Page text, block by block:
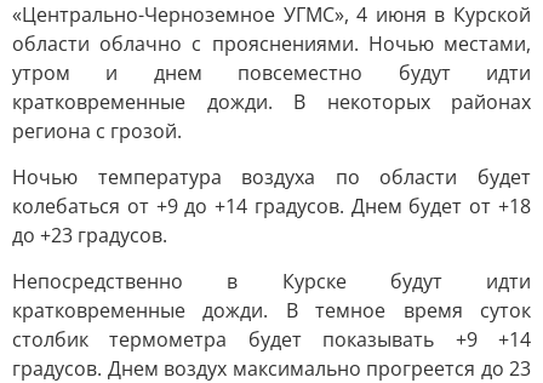
«Центрально-Черноземное УГМС», 4 июня в Курской
области облачно с прояснениями. Ночью местами,
утром и днем повсеместно будут идти
кратковременные дожди. В некоторых районах
региона с грозой.
Ночью температура воздуха по области будет
колебаться от +9 до +14 градусов. Днем будет от +18
до +23 градусов.
Непосредственно в Курске будут идти
кратковременные дожди. В темное время суток
столбик термометра будет показывать +9 +14
градусов. Днем воздух максимально прогреется до 23